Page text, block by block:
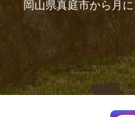
岡山県真庭市から月